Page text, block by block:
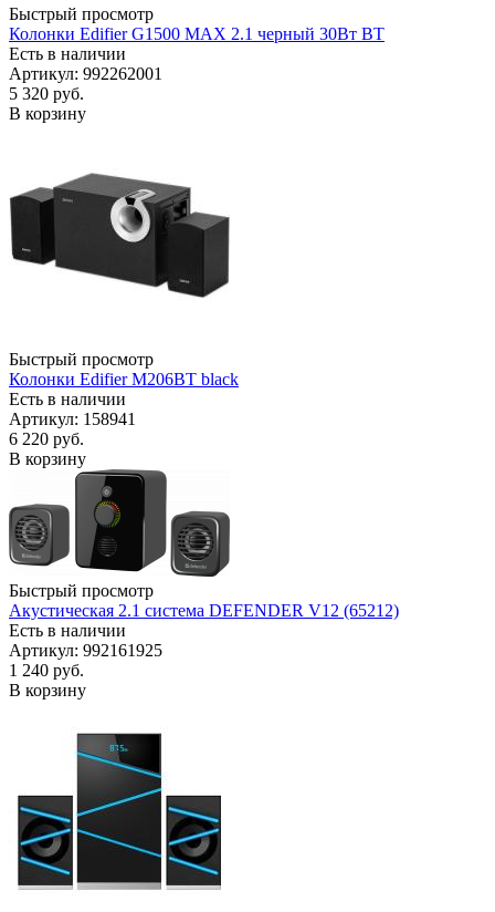
Быстрый просмотр
Колонки Edifier G1500 MAX 2.1 черный 30Вт BT
Есть в наличии
Артикул: 992262001
5 320 руб.
В корзину
Быстрый просмотр
Колонки Edifier M206BT black
Есть в наличии
Артикул: 158941
6 220 руб.
В корзину
Быстрый просмотр
Акустическая 2.1 система DEFENDER V12 (65212)
Есть в наличии
Артикул: 992161925
1 240 руб.
В корзину